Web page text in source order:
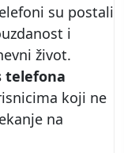
su postali
i
život.
telefona
koji ne
na